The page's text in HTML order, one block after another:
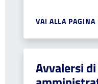
VAI ALLA PAGINA
Avvalersi